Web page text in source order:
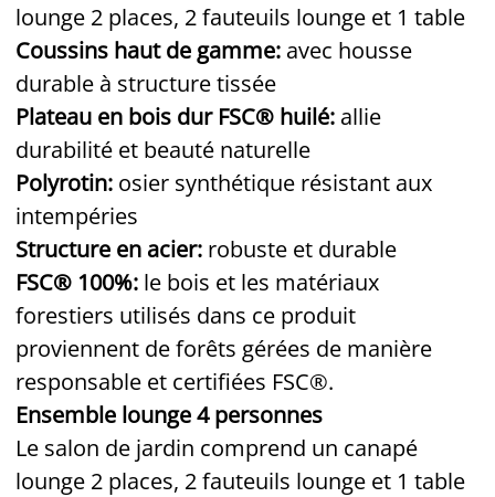
lounge 2 places, 2 fauteuils lounge et 1 table
Coussins haut de gamme: avec housse
durable à structure tissée
Plateau en bois dur FSC® huilé: allie
durabilité et beauté naturelle
Polyrotin: osier synthétique résistant aux
intempéries
Structure en acier: robuste et durable
FSC® 100%: le bois et les matériaux
forestiers utilisés dans ce produit
proviennent de forêts gérées de manière
responsable et certifiées FSC®.
Ensemble lounge 4 personnes
Le salon de jardin comprend un canapé
lounge 2 places, 2 fauteuils lounge et 1 table